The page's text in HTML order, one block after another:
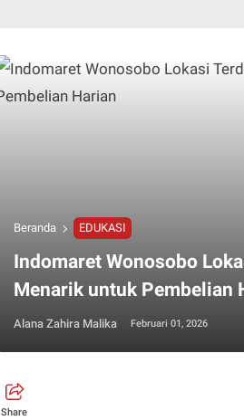
Beranda EDUKASI
Indomaret Wonosobo
Menarik untuk Pembelian
Alana Zahira Malika Februari 01, 2026
Share